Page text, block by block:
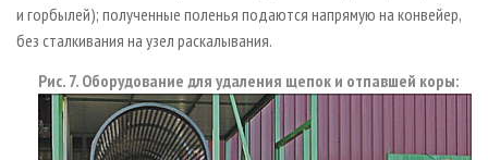
и горбылей); полученные поленья подаются напрямую на конвейер,
без сталкивания на узел раскалывания.
Рис. 7. Оборудование для удаления щепок и отпавшей коры: